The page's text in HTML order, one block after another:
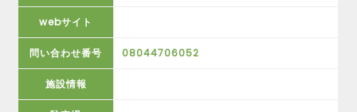
webサイト
問い合わせ番号 08044706052
施設情報